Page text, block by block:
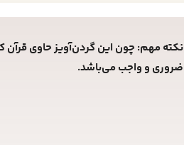
نکته مهم: چون این گردن‌آویز حاوی قرآن
ضروری و واجب می‌باشد.